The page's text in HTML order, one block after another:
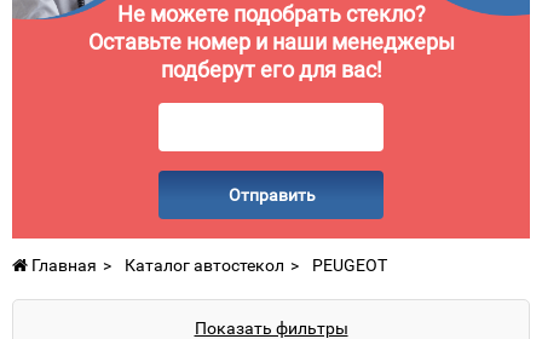
Не можете подобрать стекло?
Оставьте номер и наши менеджеры
подберут его для вас!
Отправить
Главная Каталог автостекол PEUGEOT
Показать фильтры